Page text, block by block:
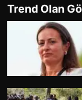
Trend Olan